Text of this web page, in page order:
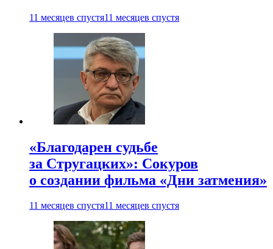
11 месяцев спустя11 месяцев спустя
«Благодарен судьбе
за Стругацких»: Сокуров
о создании фильма «Дни затмения»
11 месяцев спустя11 месяцев спустя